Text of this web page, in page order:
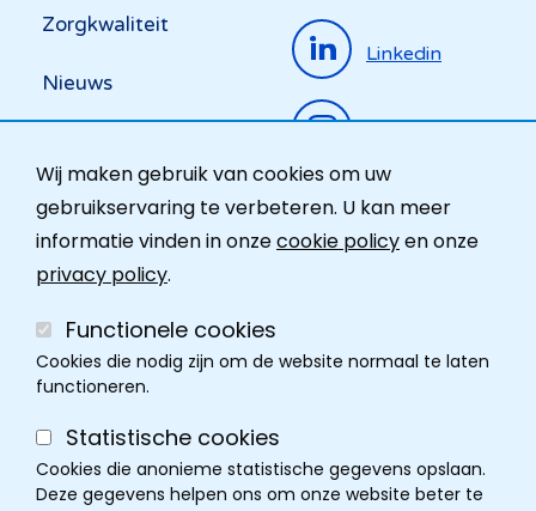
Wij maken gebruik van cookies om uw
gebruikservaring te verbeteren. U kan meer
informatie vinden in onzecookie policyen onze
privacy policy.
Functionele cookies
Cookies die nodig zijn om de website normaal te laten
functioneren.
Statistische cookies
Cookies die anonieme statistische gegevens opslaan.
Deze gegevens helpen ons om onze website beter te
Zorgkwaliteit
Nieuws
Ombudsdienst
Contact
Linkedin
Instagram